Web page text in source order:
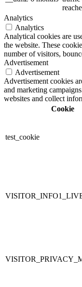
Analytics
Analytics
Analytical cookies are
the website. These
number of visitors,
Advertisement
Advertisement
Advertisement cookies
and marketing
websites and collect
Cookie
test_cookie